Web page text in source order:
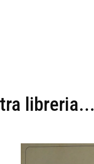
libreria...